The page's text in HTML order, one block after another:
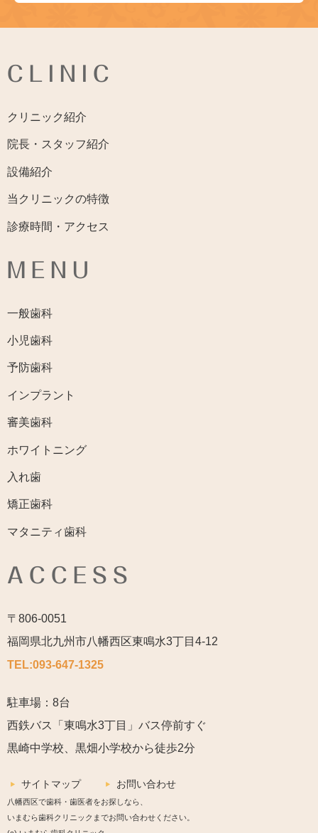
CLINIC
クリニック紹介
院長・スタッフ紹介
設備紹介
当クリニックの特徴
診療時間・アクセス
MENU
一般歯科
小児歯科
予防歯科
インプラント
審美歯科
ホワイトニング
入れ歯
矯正歯科
マタニティ歯科
ACCESS
〒806-0051
福岡県北九州市八幡西区東鳴水3丁目4-12
TEL:093-647-1325
駐車場：8台
西鉄バス「東鳴水3丁目」バス停前すぐ
黒崎中学校、黒畑小学校から徒歩2分
サイトマップ お問い合わせ
八幡西区で歯科・歯医者をお探しなら、
いまむら歯科クリニックまでお問い合わせください。